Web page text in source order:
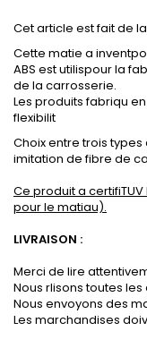
Cet article est fait de
Cette matie a
ABS est utilispour la
de la carrosserie.
Les produits fabriqu
flexibilit
Choix entre trois
imitation de fibre de
Ce produit a certifiTUV
pour le matiau).
LIVRAISON :
Merci de lire
Nous rlisons toutes
Nous envoyons des
Les marchandises